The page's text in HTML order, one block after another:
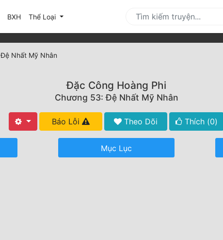
BXH Thể Loại
Nhất Mỹ Nhân
Đặc Công Hoàng Phi
Chương 53: Đệ Nhất Mỹ Nhân
Báo Lỗi Theo Dõi Thích (0)
Mục Lục